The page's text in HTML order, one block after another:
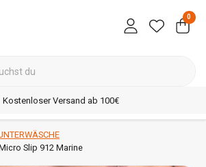
0
Kostenloser Versand ab 100€
Slip 912 Marine